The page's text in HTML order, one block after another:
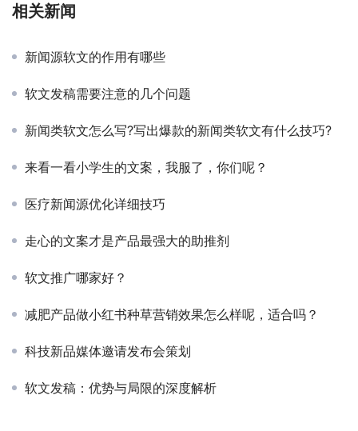
相关新闻
新闻源软文的作用有哪些
软文发稿需要注意的几个问题
新闻类软文怎么写?写出爆款的新闻类软文有什么技巧?
来看一看小学生的文案，我服了，你们呢？
医疗新闻源优化详细技巧
走心的文案才是产品最强大的助推剂
软文推广哪家好？
减肥产品做小红书种草营销效果怎么样呢，适合吗？
科技新品媒体邀请发布会策划
软文发稿：优势与局限的深度解析